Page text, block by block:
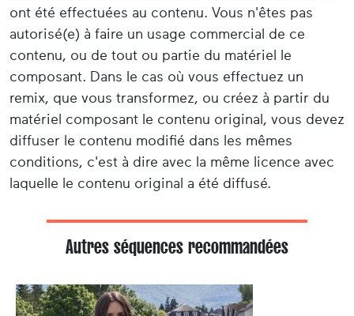
ont été effectuées au contenu. Vous n'êtes pas
autorisé(e) à faire un usage commercial de ce
contenu, ou de tout ou partie du matériel le
composant. Dans le cas où vous effectuez un
remix, que vous transformez, ou créez à partir du
matériel composant le contenu original, vous devez
diffuser le contenu modifié dans les mêmes
conditions, c'est à dire avec la même licence avec
laquelle le contenu original a été diffusé.
Autres séquences recommandées